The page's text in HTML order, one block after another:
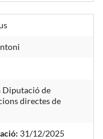
Diputació de
directes de
31/12/2025